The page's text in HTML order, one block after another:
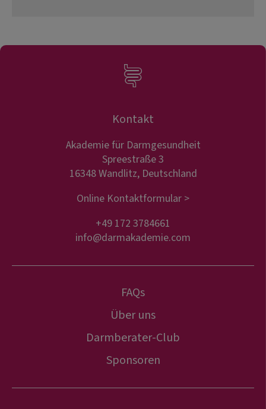
Kontakt
Akademie für Darmgesundheit
Spreestraße 3
16348 Wandlitz, Deutschland
Online Kontaktformular >
+49 172 3784661
info@darmakademie.com
FAQs
Über uns
Darmberater-Club
Sponsoren